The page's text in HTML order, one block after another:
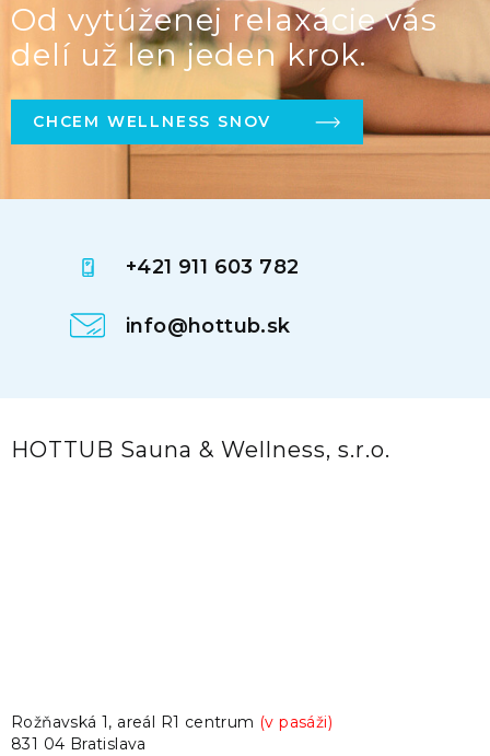
Od vytúženej relaxácie vás
delí už len jeden krok.
CHCEM WELLNESS SNOV
+421 911 603 782
info@hottub.sk
HOTTUB Sauna & Wellness, s.r.o.
Rožňavská 1, areál R1 centrum (v pasáži)
831 04 Bratislava